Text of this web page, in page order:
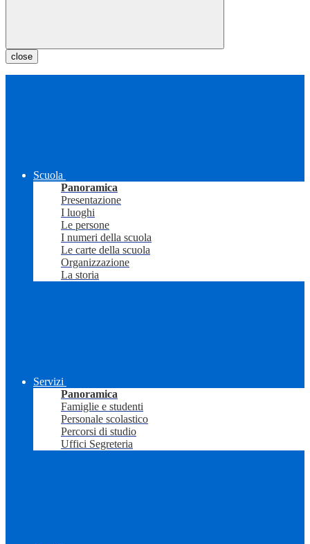
close
Scuola
Panoramica
Presentazione
I luoghi
Le persone
I numeri della scuola
Le carte della scuola
Organizzazione
La storia
Servizi
Panoramica
Famiglie e studenti
Personale scolastico
Percorsi di studio
Uffici Segreteria